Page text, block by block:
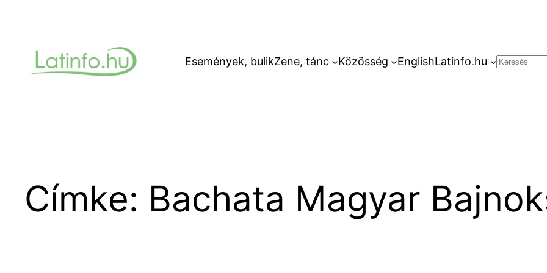
Események, bulikZene, tánc Közösség EnglishLatinfo.hu Keresés
Címke: Bachata Magyar